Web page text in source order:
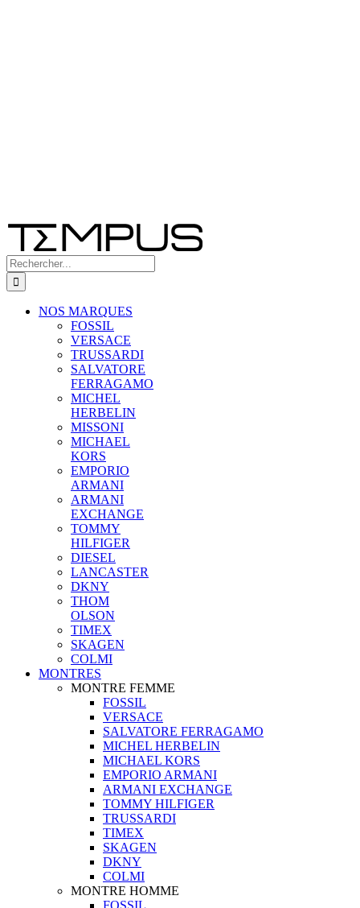
Rechercher:
NOS MARQUES
FOSSIL
VERSACE
TRUSSARDI
SALVATORE
FERRAGAMO
MICHEL
HERBELIN
MISSONI
MICHAEL
KORS
EMPORIO
ARMANI
ARMANI
EXCHANGE
TOMMY
HILFIGER
DIESEL
LANCASTER
DKNY
THOM
OLSON
TIMEX
SKAGEN
COLMI
MONTRES
MONTRE FEMME
FOSSIL
VERSACE
SALVATORE FERRAGAMO
MICHEL HERBELIN
MICHAEL KORS
EMPORIO ARMANI
ARMANI EXCHANGE
TOMMY HILFIGER
TRUSSARDI
TIMEX
SKAGEN
DKNY
COLMI
MONTRE HOMME
FOSSIL